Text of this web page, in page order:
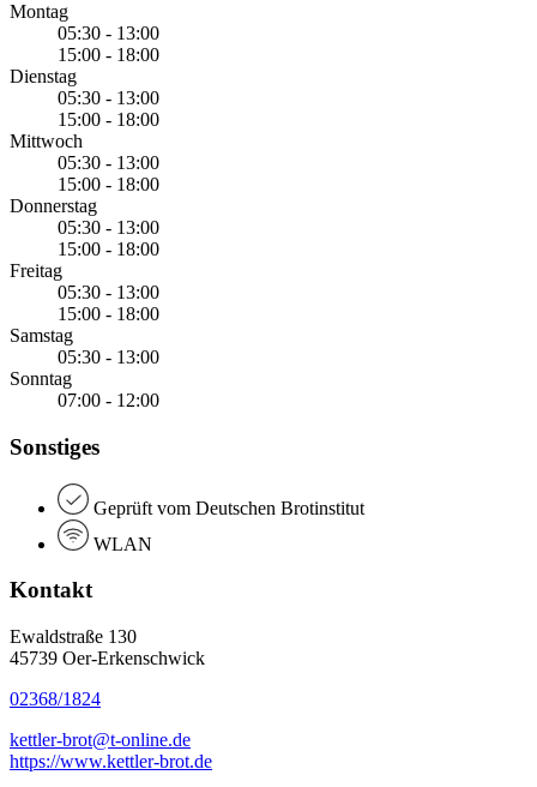
Montag
05:30 - 13:00
15:00 - 18:00
Dienstag
05:30 - 13:00
15:00 - 18:00
Mittwoch
05:30 - 13:00
15:00 - 18:00
Donnerstag
05:30 - 13:00
15:00 - 18:00
Freitag
05:30 - 13:00
15:00 - 18:00
Samstag
05:30 - 13:00
Sonntag
07:00 - 12:00
Sonstiges
Geprüft vom Deutschen Brotinstitut
WLAN
Kontakt
Ewaldstraße 130
45739 Oer-Erkenschwick
02368/1824
kettler-brot@t-online.de
https://www.kettler-brot.de